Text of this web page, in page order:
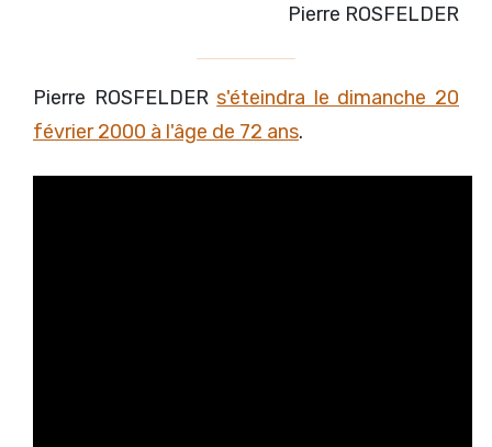
Pierre ROSFELDER
Pierre ROSFELDERs'éteindra le dimanche 20
février 2000 à l'âge de 72 ans.